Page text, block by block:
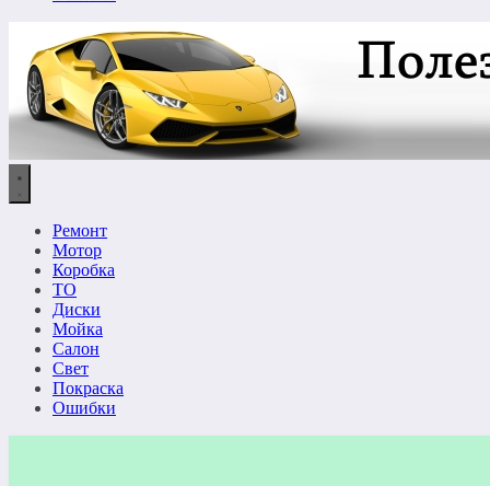
Ремонт
Мотор
Коробка
ТО
Диски
Мойка
Салон
Свет
Покраска
Ошибки